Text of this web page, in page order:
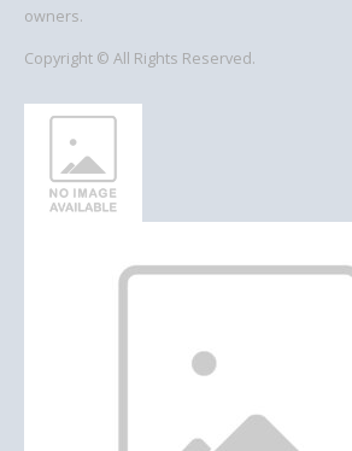
owners.
Copyright © All Rights Reserved.